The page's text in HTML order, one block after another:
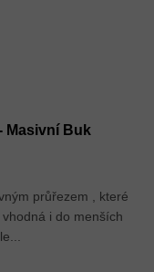
Masivní Buk
průřezem , které
i do menších